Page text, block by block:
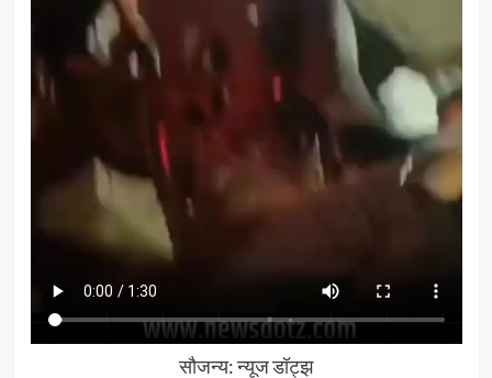
सौजन्य: न्यूज डॉट्झ